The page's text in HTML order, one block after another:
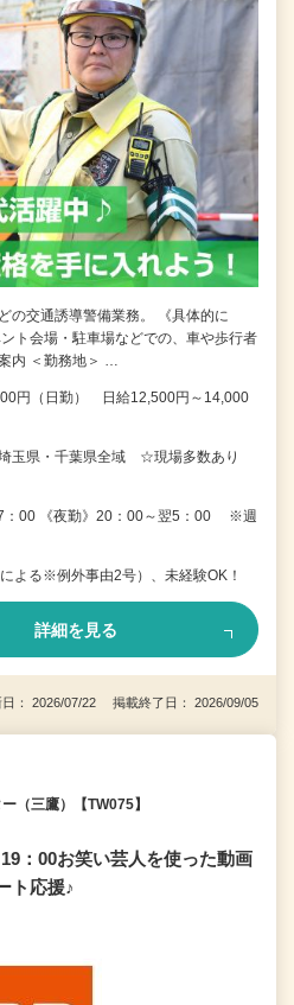
の交通誘導警備業務。 《具体的に
ト会場・駐車場などでの、車や歩行者
内 ＜勤務地＞ …
円（日勤） 日給12,500円～14,000
玉県・千葉県全域 ☆現場多数あり
：00 《夜勤》20：00～翌5：00 ※週
よる※例外事由2号）、未経験OK！
詳細を見る
日： 2026/07/22 掲載終了日： 2026/09/05
（三鷹）【TW075】
：00お笑い芸人を使った動画
ト応援♪